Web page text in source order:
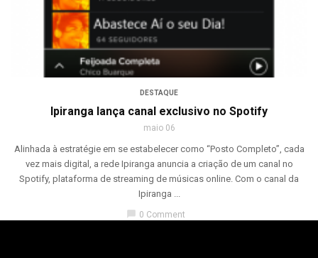
DESTAQUE
Ipiranga lança canal exclusivo no Spotify
maio 06
Alinhada à estratégie em se estabelecer como “Posto Completo”, cada
vez mais digital, a rede Ipiranga anuncia a criação de um canal no
Spotify, plataforma de streaming de músicas online. Com o canal da
Ipiranga ...
chat_bubble 0 Comment